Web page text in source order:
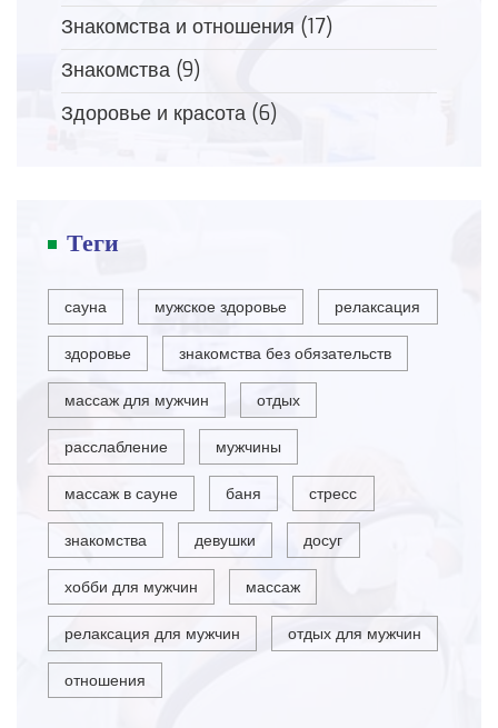
Знакомства и отношения (17)
Знакомства (9)
Здоровье и красота (6)
Теги
сауна мужское здоровье релаксация
здоровье знакомства без обязательств
массаж для мужчин отдых
расслабление мужчины
массаж в сауне баня стресс
знакомства девушки досуг
хобби для мужчин массаж
релаксация для мужчин отдых для мужчин
отношения